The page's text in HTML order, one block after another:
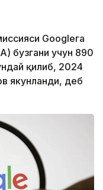
Googleга
бузгани учун 890
қилиб, 2024
якунланди, деб